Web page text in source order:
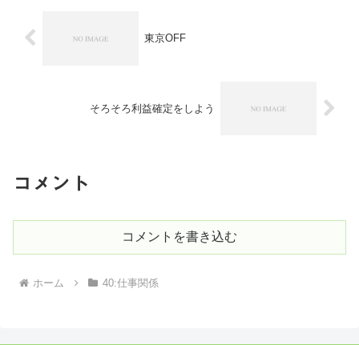
東京OFF
そろそろ利益確定をしよう
コメント
コメントを書き込む
ホーム 40:仕事関係